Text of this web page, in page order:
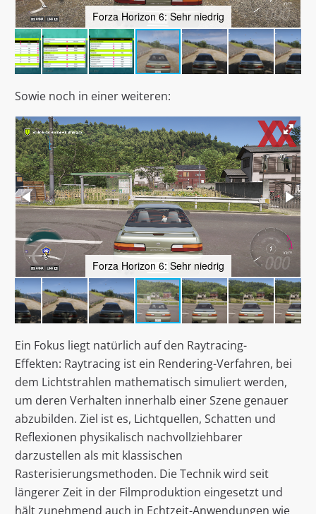
Forza Horizon 6: Sehr niedrig
Sowie noch in einer weiteren:
Forza Horizon 6: Sehr niedrig
Ein Fokus liegt natürlich auf den Raytracing-
Effekten: Raytracing ist ein Rendering-Verfahren, bei
dem Lichtstrahlen mathematisch simuliert werden,
um deren Verhalten innerhalb einer Szene genauer
abzubilden. Ziel ist es, Lichtquellen, Schatten und
Reflexionen physikalisch nachvollziehbarer
darzustellen als mit klassischen
Rasterisierungsmethoden. Die Technik wird seit
längerer Zeit in der Filmproduktion eingesetzt und
hält zunehmend auch in Echtzeit-Anwendungen wie